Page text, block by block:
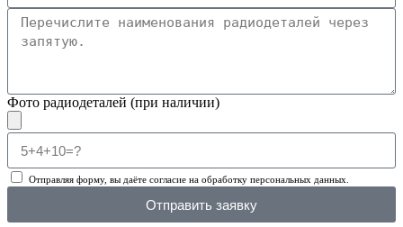
Фото радиодеталей (при наличии)
Отправляя форму, вы даёте согласие на обработку персональных данных.
Отправить заявку